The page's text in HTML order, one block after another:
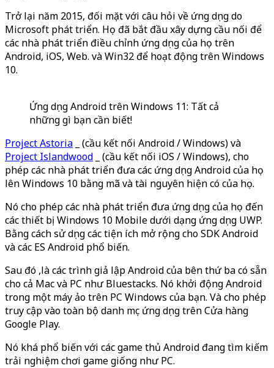
Trở lại năm 2015, đối mặt với câu hỏi về ứng dụng do
Microsoft phát triển. Họ đã bắt đầu xây dựng cầu nối để
các nhà phát triển điều chỉnh ứng dụng của họ trên
Android, iOS, Web. và Win32 để hoạt động trên Windows
10.
Ứng dụng Android trên Windows 11: Tất cả
những gì bạn cần biết!
Project Astoria _ (cầu kết nối Android / Windows) và
Project Islandwood _ (cầu kết nối iOS / Windows), cho
phép các nhà phát triển đưa các ứng dụng Android của họ
lên Windows 10 bằng mã và tài nguyên hiện có của họ.
Nó cho phép các nhà phát triển đưa ứng dụng của họ đến
các thiết bị Windows 10 Mobile dưới dạng ứng dụng UWP.
Bằng cách sử dụng các tiện ích mở rộng cho SDK Android
và các ES Android phổ biến.
Sau đó ,là các trình giả lập Android của bên thứ ba có sẵn
cho cả Mac và PC như Bluestacks. Nó khởi động Android
trong một máy ảo trên PC Windows của bạn. Và cho phép
truy cập vào toàn bộ danh mục ứng dụng trên Cửa hàng
Google Play.
Nó khá phổ biến với các game thủ Android đang tìm kiếm
trải nghiệm chơi game giống như PC.